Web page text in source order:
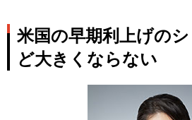
米国の早期利上げの
ど大きくならない